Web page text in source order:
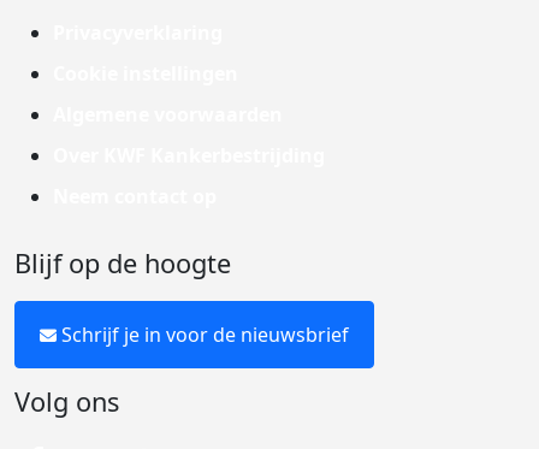
Blijf op de hoogte
Schrijf je in voor de nieuwsbrief
Volg ons